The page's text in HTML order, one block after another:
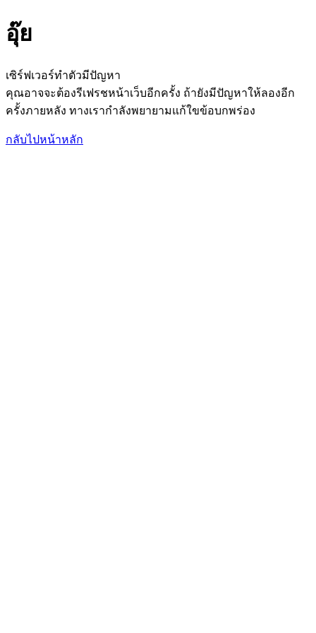
อุ๊ย
เซิร์ฟเวอร์ทำตัวมีปัญหา
คุณอาจจะต้องรีเฟรชหน้าเว็บอีกครั้ง ถ้ายังมีปัญหาให้ลองอีก
ครั้งภายหลัง ทางเรากำลังพยายามแก้ใขข้อบกพร่อง
กลับไปหน้าหลัก